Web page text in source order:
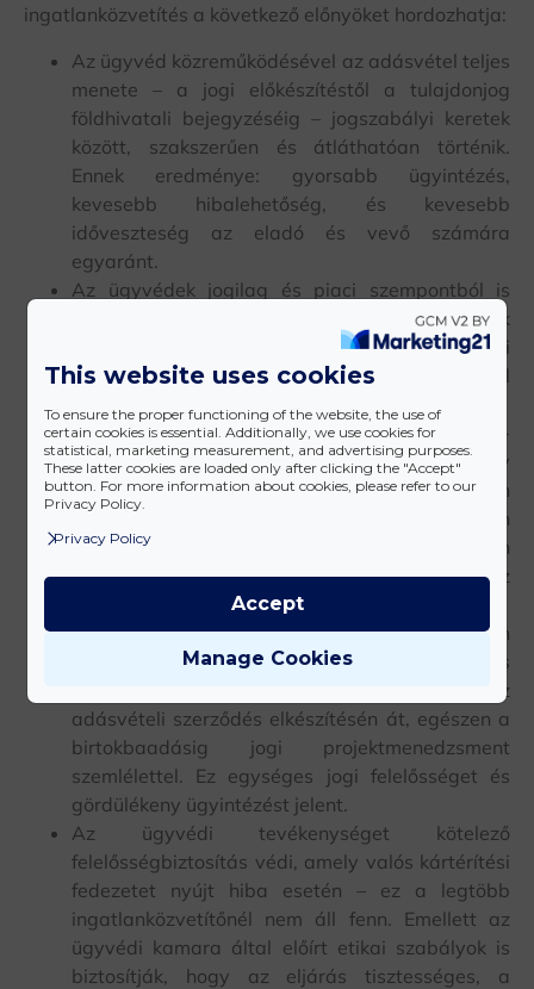
ingatlanközvetítés a következő előnyöket hordozhatja:
Az ügyvéd közreműködésével az adásvétel teljes
menete – a jogi előkészítéstől a tulajdonjog
földhivatali bejegyzéséig – jogszabályi keretek
között, szakszerűen és átláthatóan történik.
Ennek eredménye: gyorsabb ügyintézés,
kevesebb hibalehetőség, és kevesebb
időveszteség az eladó és vevő számára
egyaránt.
Az ügyvédek jogilag és piaci szempontból is
átlátják az ingatlantranzakciókat. Segítenek
reális árképzésben, így csökken az alku miatti
időveszteség és az irreális várakozásokból
Az elővásárlási jog, haszonélvezet, tulajdonjog-
fenntartás, társasházi viszonyok vagy
hitelintézeti elvárások – ezek mind olyan
kérdések, amelyeket az ügyvédi közvetítő időben
felismer és kezel. Így nem maradnak tisztázatlan
részletek a szerződésben, és megelőzhetők az
Az ügyvédi szolgáltatás nem szorítkozik egyetlen
feladatra: végigkíséri az ügyfelet a teljes
tranzakción – az ingatlanpiaci megjelenéstől, az
adásvételi szerződés elkészítésén át, egészen a
birtokbaadásig jogi projektmenedzsment
szemlélettel. Ez egységes jogi felelősséget és
gördülékeny ügyintézést jelent.
Az ügyvédi tevékenységet kötelező
felelősségbiztosítás védi, amely valós kártérítési
fedezetet nyújt hiba esetén – ez a legtöbb
ingatlanközvetítőnél nem áll fenn. Emellett az
ügyvédi kamara által előírt etikai szabályok is
biztosítják, hogy az eljárás tisztességes, a
This website uses cookies
To ensure the proper functioning of the website, the use of
certain cookies is essential. Additionally, we use cookies for
statistical, marketing measurement, and advertising purposes.
These latter cookies are loaded only after clicking the "Accept"
button. For more information about cookies, please refer to our
Privacy Policy.
Privacy Policy
Manage Cookies
Accept